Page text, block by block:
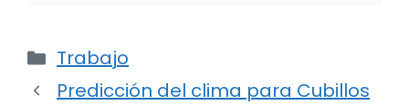
Categorías
Trabajo
Predicción del clima para Cubillos